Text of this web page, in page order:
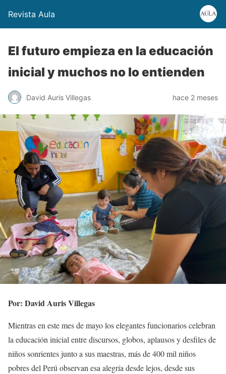
Revista Aula
El futuro empieza en la educación
inicial y muchos no lo entienden
David Auris Villegas hace 2 meses
Por: David Auris Villegas
Mientras en este mes de mayo los elegantes funcionarios celebran
la educación inicial entre discursos, globos, aplausos y desfiles de
niños sonrientes junto a sus maestras, más de 400 mil niños
pobres del Perú observan esa alegría desde lejos, desde sus